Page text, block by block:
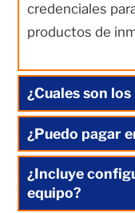
credenciales
productos de
¿Cuales son
¿Puedo pagar
¿Incluye
equipo?